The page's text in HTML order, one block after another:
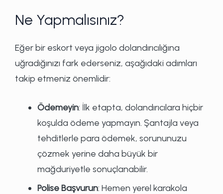
Ne Yapmalısınız?
Eğer bir eskort veya jigolo dolandırıcılığına
uğradığınızı fark ederseniz, aşağıdaki adımları
takip etmeniz önemlidir:
Ödemeyin: İlk etapta, dolandırıcılara hiçbir
koşulda ödeme yapmayın. Şantajla veya
tehditlerle para ödemek, sorununuzu
çözmek yerine daha büyük bir
mağduriyetle sonuçlanabilir.
Polise Başvurun: Hemen yerel karakola